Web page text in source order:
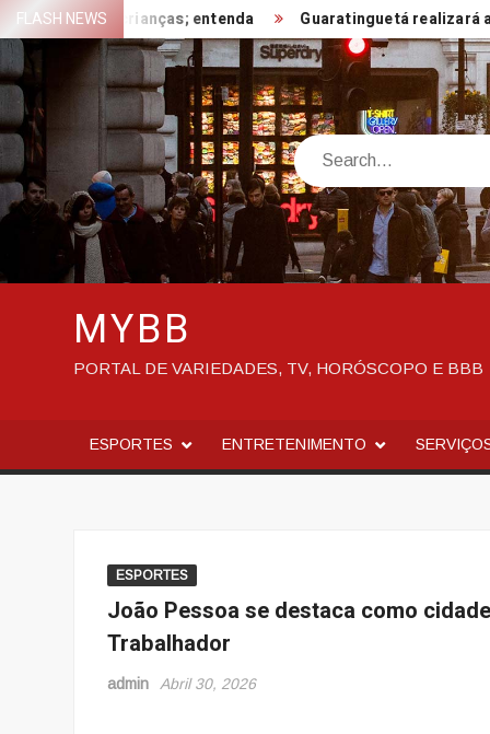
Skip
to
content
FLASH NEWS
contra crianças; entenda Guaratinguetá realizará ação de
Search
MYBB
PORTAL DE VARIEDADES, TV, HORÓSCOPO E BBB
ESPORTES ENTRETENIMENTO
ESPORTES
João Pessoa se destaca como
Trabalhador
admin Abril 30, 2026